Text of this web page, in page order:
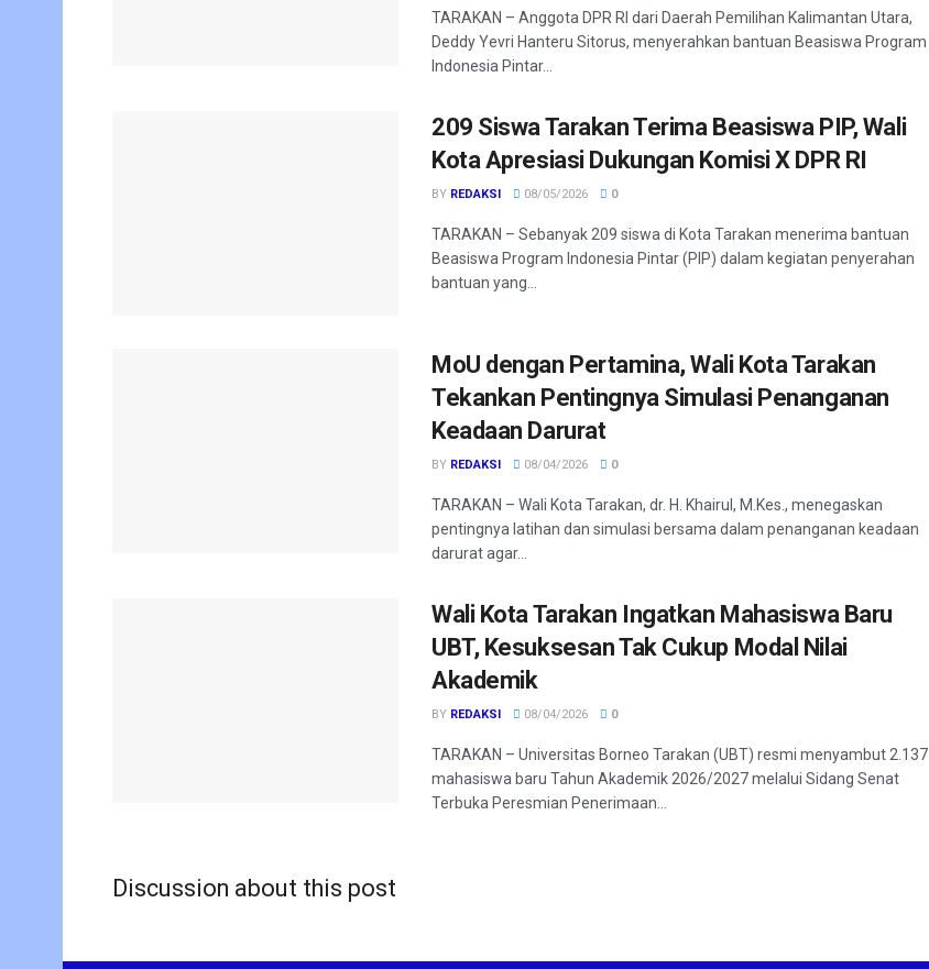
TARAKAN – Anggota DPR RI dari Daerah Pemilihan Kalimantan Utara,
Deddy Yevri Hanteru Sitorus, menyerahkan bantuan Beasiswa Program
Indonesia Pintar...
209 Siswa Tarakan Terima Beasiswa PIP, Wali
Kota Apresiasi Dukungan Komisi X DPR RI
BY REDAKSI 08/05/2026 0
TARAKAN – Sebanyak 209 siswa di Kota Tarakan menerima bantuan
Beasiswa Program Indonesia Pintar (PIP) dalam kegiatan penyerahan
bantuan yang...
MoU dengan Pertamina, Wali Kota Tarakan
Tekankan Pentingnya Simulasi Penanganan
Keadaan Darurat
BY REDAKSI 08/04/2026 0
TARAKAN – Wali Kota Tarakan, dr. H. Khairul, M.Kes., menegaskan
pentingnya latihan dan simulasi bersama dalam penanganan keadaan
darurat agar...
Wali Kota Tarakan Ingatkan Mahasiswa Baru
UBT, Kesuksesan Tak Cukup Modal Nilai
Akademik
BY REDAKSI 08/04/2026 0
TARAKAN – Universitas Borneo Tarakan (UBT) resmi menyambut 2.137
mahasiswa baru Tahun Akademik 2026/2027 melalui Sidang Senat
Terbuka Peresmian Penerimaan...
Discussion about this post